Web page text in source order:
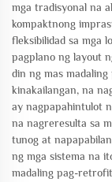
mga tradisyonal na
kompaktnong
fleksibilidad sa mga
pagplano ng layout
din ng mas
kinakailangan, na
ay nagpapahintulot
na nagreresulta sa
tunog at
ng mga sistema na
madaling pag-